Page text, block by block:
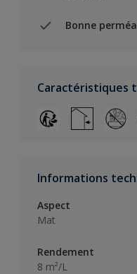
Bonne
Caractéristiques
Informations
Aspect
Mat
Rendement
8 m²/L